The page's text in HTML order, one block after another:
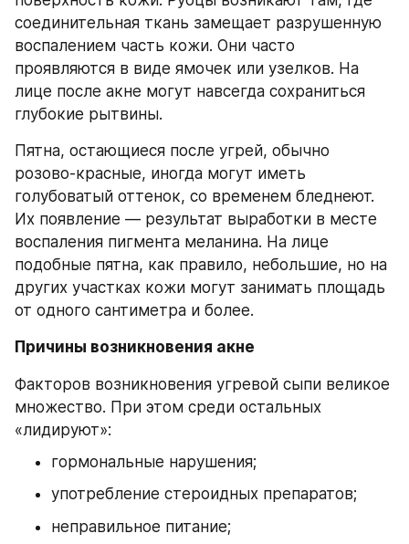
соединительная ткань замещает разрушенную
воспалением часть кожи. Они часто
проявляются в виде ямочек или узелков. На
лице после акне могут навсегда сохраниться
глубокие рытвины.
Пятна, остающиеся после угрей, обычно
розово-красные, иногда могут иметь
голубоватый оттенок, со временем бледнеют.
Их появление — результат выработки в месте
воспаления пигмента меланина. На лице
подобные пятна, как правило, небольшие, но на
других участках кожи могут занимать площадь
от одного сантиметра и более.
Причины возникновения акне
Факторов возникновения угревой сыпи великое
множество. При этом среди остальных
«лидируют»:
гормональные нарушения;
употребление стероидных препаратов;
неправильное питание;